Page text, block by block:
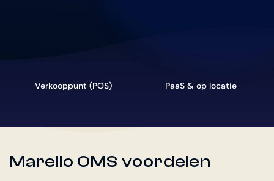
Verkooppunt (POS) PaaS & op locatie
Marello OMS voordelen